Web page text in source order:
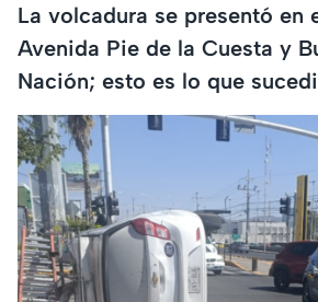
La volcadura se presentó en
Avenida Pie de la Cuesta y
Nación; esto es lo que